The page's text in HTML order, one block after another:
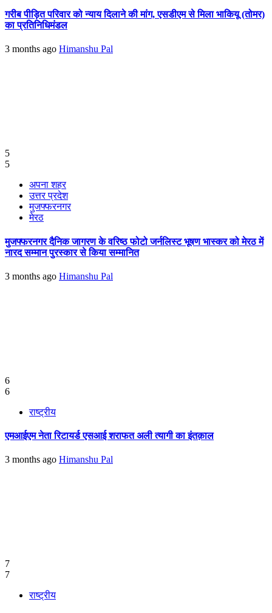
गरीब पीड़ित परिवार को न्याय दिलाने की मांग, एसडीएम से मिला भाकियू (तोमर)
का प्रतिनिधिमंडल
3 months ago Himanshu Pal
5
5
अपना शहर
उत्तर प्रदेश
मुजफ्फरनगर
मेरठ
मुजफ्फरनगर दैनिक जागरण के वरिष्ठ फोटो जर्नलिस्ट भूषण भास्कर को मेरठ में
नारद सम्मान पुरस्कार से किया सम्मानित
3 months ago Himanshu Pal
6
6
राष्ट्रीय
एमआईएम नेता रिटायर्ड एसआई शराफत अली त्यागी का इंतक़ाल
3 months ago Himanshu Pal
7
7
राष्ट्रीय